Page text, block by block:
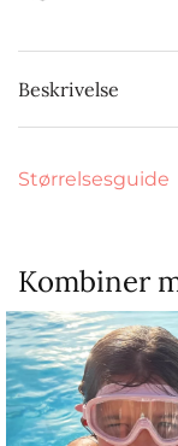
Beskrivelse
Størrelsesguide
Kombiner